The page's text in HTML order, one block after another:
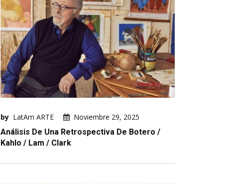
by LatAm ARTE
Noviembre 29, 2025
Análisis De Una Retrospectiva De Botero /
Kahlo / Lam / Clark